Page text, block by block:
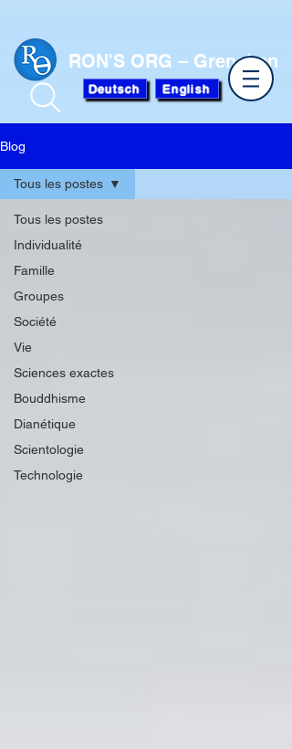
RON'S ORG – Grenchen
Deutsch English
Blog
Tous les postes
Individualité
Famille
Groupes
Société
Vie
Sciences exactes
Bouddhisme
Dianétique
Scientologie
Technologie
Tous les postes